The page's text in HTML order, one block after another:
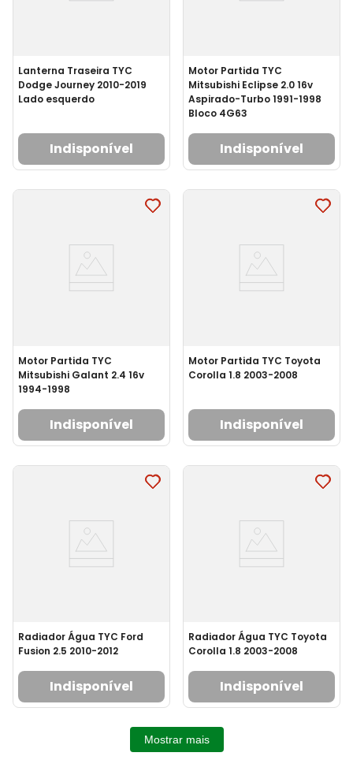
Lanterna Traseira TYC
Dodge Journey 2010-2019
Lado esquerdo
Indisponível
Motor Partida TYC
Mitsubishi Eclipse 2.0 16v
Aspirado-Turbo 1991-1998
Bloco 4G63
Indisponível
Motor Partida TYC
Mitsubishi Galant 2.4 16v
1994-1998
Indisponível
Motor Partida TYC Toyota
Corolla 1.8 2003-2008
Indisponível
Radiador Água TYC Ford
Fusion 2.5 2010-2012
Indisponível
Radiador Água TYC Toyota
Corolla 1.8 2003-2008
Indisponível
Mostrar mais